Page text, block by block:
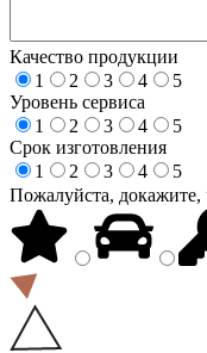
Качество продукции
1
2 3 4
5
Уровень сервиса
1
2 3 4
5
Срок изготовления
1
2 3 4
5
Пожалуйста, докажите,